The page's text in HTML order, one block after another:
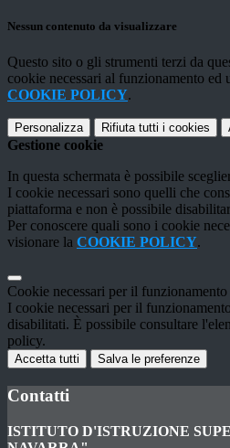
Nessun contenuto da visualizzare
Questo sito o gli strumenti terzi da
cookie necessari al funzionamento
COOKIE POLICY.
Personalizza Rifiuta tutti i cookies
Gestione cookie
In questa schermata è possibile
I cookie necessari sono quelli che
piattaforma e non è possibile
Per conoscere quali sono i cookie
visionare la COOKIE POLICY.
Cookie necessari per il funzionamento
I cookie necessari per il
disabilitati. È possibile consultare
policy.
Accetta tutti Salva le preferenze
Contatti
ISTITUTO D'ISTRUZIONE